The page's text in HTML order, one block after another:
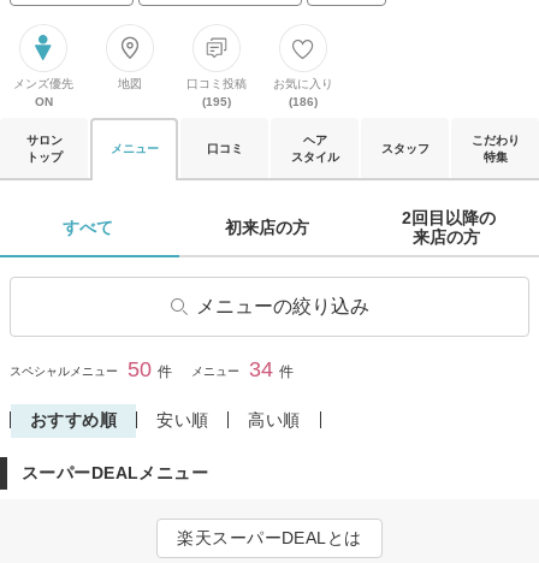
メンズ優先
ON
地図
口コミ投稿
(195)
お気に入り
(186)
サロン
トップ
メニュー 口コミ
ヘア
スタイル
スタッフ
こだわり
特集
すべて 初来店の方
2回目以降の
来店の方
メニューの絞り込み
ヘアカット
ヘアカラー
ヘナ・オーガニックカラー
ストレートパーマ
閉じる
スペシャルメニュー 50 件 メニュー 34 件
おすすめ順 安い順 高い順
スーパーDEALメニュー
楽天スーパーDEALとは